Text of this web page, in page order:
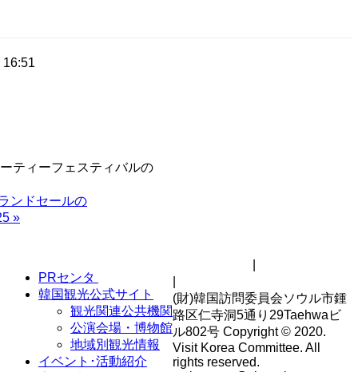
ティーフェスティバルの
ンドセールの
»
PRセンタ
韓国観光公式サイト
観光関連公共機関
公演会場・博物館
地域別観光情報
イベント･活動紹介
(財)韓国訪問委員会ソウル市鍾
路区仁寺洞5通り29Taehwaビ
ル802号 Copyright © 2020.
Visit Korea Committee. All
rights reserved.